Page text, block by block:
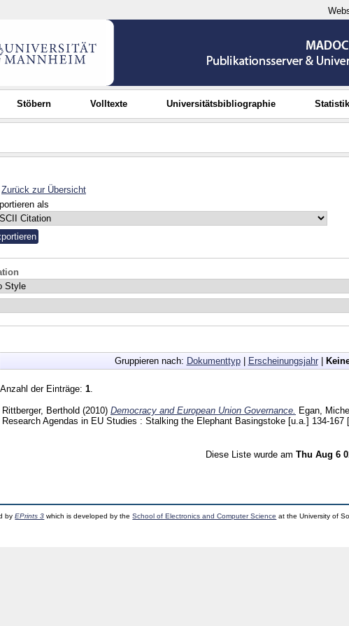
Stöbern Volltexte Universitätsbibliographie Statistik
Zurück zur Übersicht
als
Gruppieren nach: Dokumenttyp| Erscheinungsjahr|
Anzahl der Einträge: 1
Rittberger, Berthold (2010) Democracy and European Union Governance.
Egan,
Research Agendas in EU Studies : Stalking the Elephant Basingstoke [u.a.] 134-167
Diese Liste wurde am Thu Aug 6
byEPrints 3 which is developed by theSchool of Electronics and Computer Science at the University of